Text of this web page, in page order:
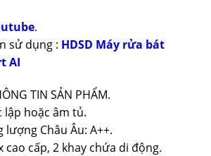
.
sử dụng : HDSD Máy rửa bát
AI
TIN SẢN PHẨM.
lập hoặc âm tủ.
lượng Châu Âu: A++.
cao cấp, 2 khay chứa di động.